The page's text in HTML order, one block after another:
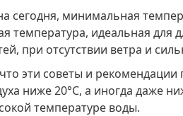
сегодня, минимальная
температура, идеальная для
при отсутствии ветра и
эти советы и
ниже 20°C, а иногда даже
температуре воды.